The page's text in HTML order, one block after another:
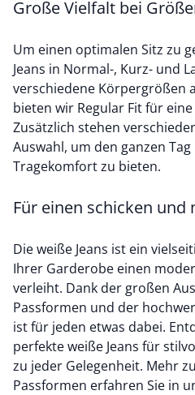
Große Vielfalt bei
Um einen optimalen Sitz zu
Jeans in Normal-, Kurz- und
verschiedene Körpergrößen
bieten wir Regular Fit für
Zusätzlich stehen
Auswahl, um den ganzen
Tragekomfort zu bieten.
Für einen schicken und
Die weiße Jeans ist ein
Ihrer Garderobe einen
verleiht. Dank der großen
Passformen und der
ist für jeden etwas dabei.
perfekte weiße Jeans für
zu jeder Gelegenheit. Mehr
Passformen erfahren Sie in